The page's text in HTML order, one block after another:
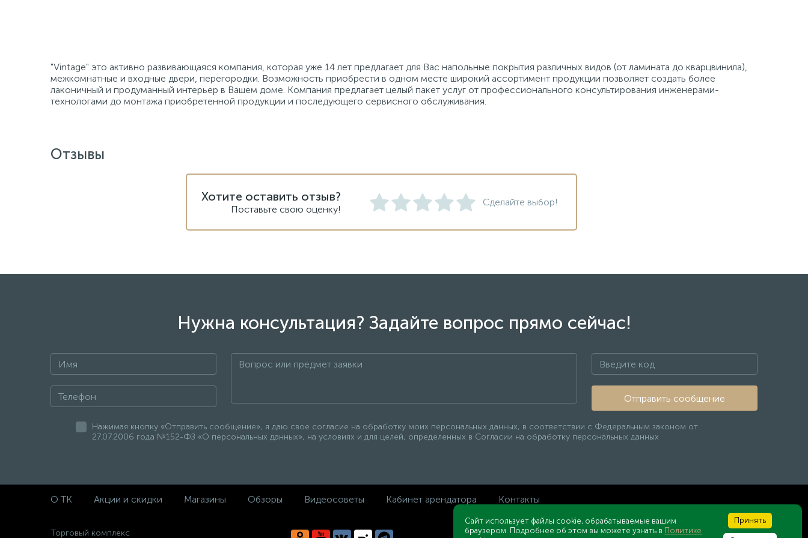
"Vintage" это активно развивающаяся компания, которая уже 14 лет предлагает для Вас напольные покрытия различных видов (от ламината до кварцвинила),
межкомнатные и входные двери, перегородки. Возможность приобрести в одном месте широкий ассортимент продукции позволяет создать более
лаконичный и продуманный интерьер в Вашем доме. Компания предлагает целый пакет услуг от профессионального консультирования инженерами-
технологами до монтажа приобретенной продукции и последующего сервисного обслуживания.
Отзывы
Хотите оставить отзыв?
Поставьте свою оценку!
Сделайте выбор!
Нужна консультация? Задайте вопрос прямо сейчас!
Отправить сообщение
Нажимая кнопку «Отправить сообщение», я даю свое согласие на обработку моих персональных данных, в соответствии с Федеральным законом от
27.07.2006 года №152-ФЗ «О персональных данных», на условиях и для целей, определенных в Согласии на обработку персональных данных
О ТК Акции и скидки Магазины Обзоры Видеосоветы Кабинет арендатора Контакты
Торговый комплекс
Сайт использует файлы cookie, обрабатываемые вашим
браузером. Подробнее об этом вы можете узнать в Политике
Принять